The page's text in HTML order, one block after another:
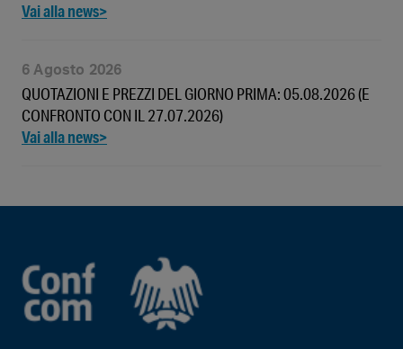
QUOTAZIONI E PREZZI DEL GIORNO PRIMA: 05.08.2026 (E
CONFRONTO CON IL 27.07.2026)
6 Agosto 2026